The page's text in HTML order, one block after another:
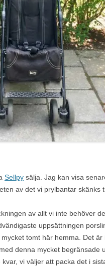
Sellpy sälja. Jag kan visa
av det vi prylbantar skänks
av allt vi inte behöver
uppsättningen
tomt här hemma. Det är
denna mycket begränsade
vi väljer att packa det i